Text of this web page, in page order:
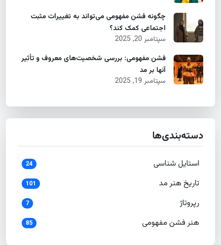
چگونه فشن مفهومی می‌تواند به تغییرات مثبت
اجتماعی کمک کند؟
سپتامبر 20, 2025
فشن مفهومی: بررسی شخصیت‌های معروف و تأثیر
آنها بر مد
سپتامبر 19, 2025
دسته‌بندی‌ها
استایل شناسی 24
تاریخ هنر مد 101
رپروتاژ 7
هنر فشن مفهومی 85